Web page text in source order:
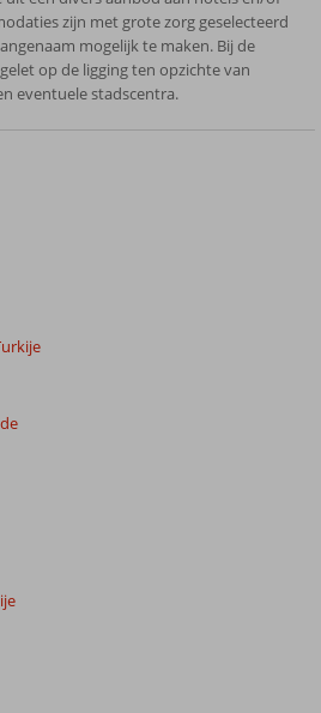
zijn met grote zorg geselecteerd
mogelijk te maken. Bij de
op de ligging ten opzichte van
eventuele stadscentra.